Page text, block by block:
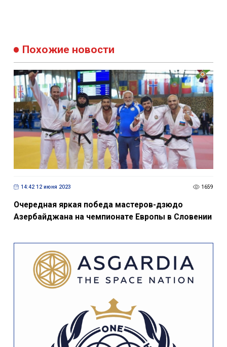
Похожие новости
14:42 12 июня 2023 1659
Очередная яркая победа мастеров-дзюдо
Азербайджана на чемпионате Европы в Словении